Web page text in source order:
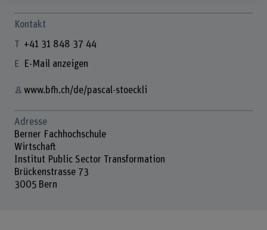
Kontakt
+41 31 848 37 44
E-Mail anzeigen
www.bfh.ch/de/pascal-stoeckli
Adresse
Berner Fachhochschule
Wirtschaft
Institut Public Sector Transformation
Brückenstrasse 73
3005 Bern